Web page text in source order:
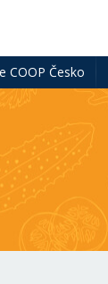
COOP Česko